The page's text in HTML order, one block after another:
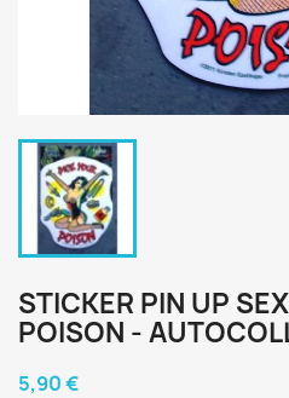
STICKER PIN UP
POISON -
5,90 €